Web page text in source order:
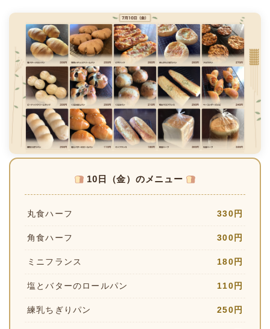
10日（金）のメニュー
丸食ハーフ 330円
角食ハーフ 300円
ミニフランス 180円
塩とバターのロールパン 110円
練乳ちぎりパン 250円